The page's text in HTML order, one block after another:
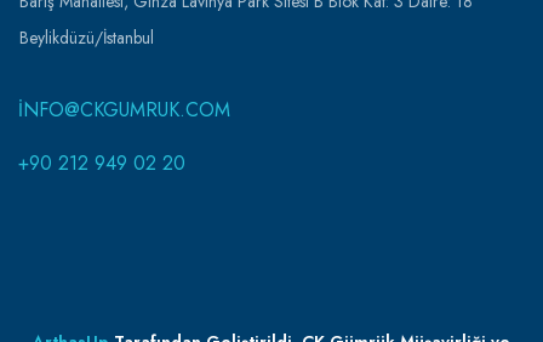
Beylikdüzü/İstanbul
INFO@CKGUMRUK.COM
+90 212 949 02 20